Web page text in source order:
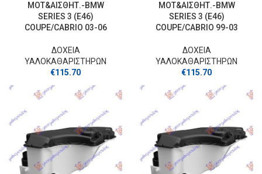
ΜΟΤ&ΑΙΣΘΗΤ.-BMW
SERIES 3 (E46)
COUPE/CABRIO 03-06
ΔΟΧΕΙΑ
ΥΑΛΟΚΑΘΑΡΙΣΤΗΡΩΝ
€115.70
ΜΟΤ&ΑΙΣΘΗΤ.-BMW
SERIES 3 (E46)
COUPE/CABRIO 99-03
ΔΟΧΕΙΑ
ΥΑΛΟΚΑΘΑΡΙΣΤΗΡΩΝ
€115.70